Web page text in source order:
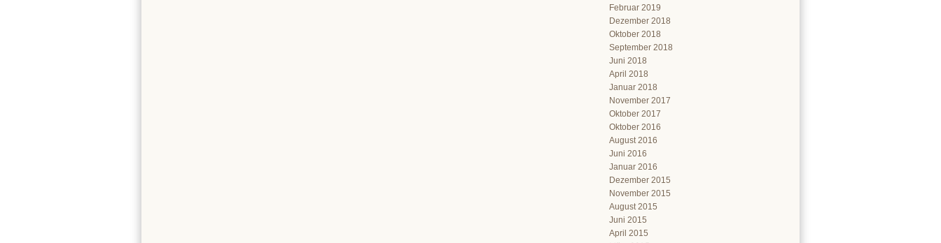
Februar 2019
Dezember 2018
Oktober 2018
September 2018
Juni 2018
April 2018
Januar 2018
November 2017
Oktober 2017
Oktober 2016
August 2016
Juni 2016
Januar 2016
Dezember 2015
November 2015
August 2015
Juni 2015
April 2015